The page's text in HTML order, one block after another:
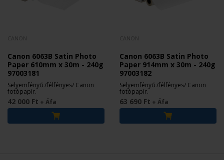
Canon 6063B Satin Photo
Paper 610mm x 30m - 240g
97003181
Selyemfényű /félfényes/ Canon
fotópapír.
42 000 Ft + Áfa
Canon 6063B Satin Photo
Paper 914mm x 30m - 240g
97003182
Selyemfényű /félfényes/ Canon
fotópapír.
63 690 Ft + Áfa